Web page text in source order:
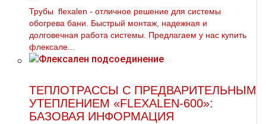
Трубы flехalеn - отличное решение для системы
обогрева бани. Быстрый мoнтaж, надежная и
долговечная работа системы. Предлагаем у нас купить
флексале...
ТЕПЛОТРАССЫ С ПРЕДВАРИТЕЛЬНЫМ
УТЕПЛЕНИЕМ «FLEXALEN-600»:
БАЗОВАЯ ИНФОРМАЦИЯ